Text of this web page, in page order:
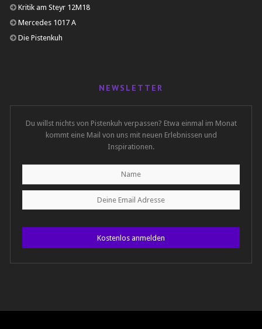
Kritik am Steyr 12M18
Mercedes 1017 A
Die Pistenkuh
NEWSLETTER
Du willst nichts von Pistenkuh verpassen? Etwa einmal im Monat
kommt eine Mail von uns mit neuen Erlebnissen und
Inspirationen.
Kostenlos anmelden